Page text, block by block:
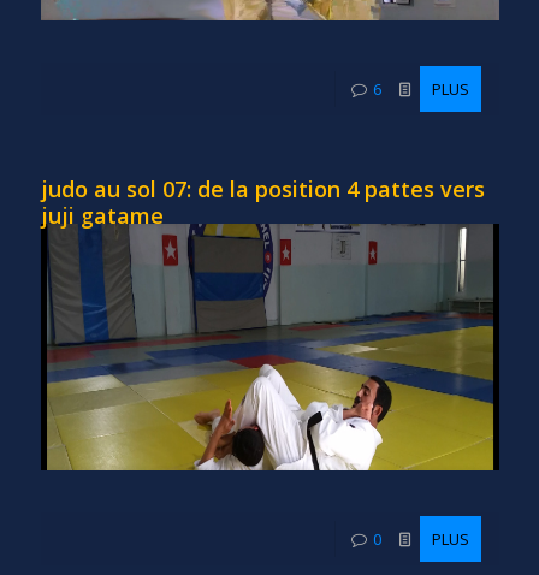
6 PLUS
judo au sol 07: de la position 4 pattes vers
juji gatame
0 PLUS